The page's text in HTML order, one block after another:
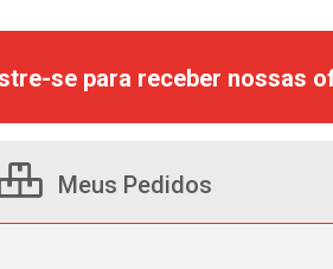
se para receber nossas
Meus Pedidos